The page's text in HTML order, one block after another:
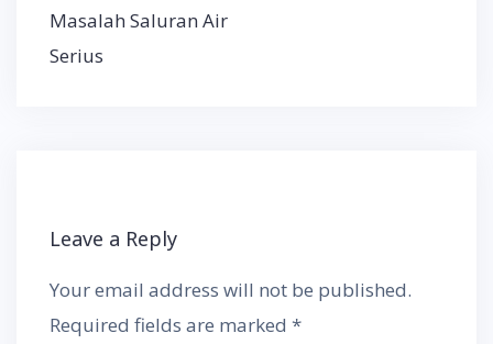
Masalah Saluran Air
Serius
Leave a Reply
Your email address will not be published.
Required fields are marked *